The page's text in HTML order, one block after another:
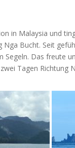
in Malaysia und
Nga Bucht. Seit
Das freute
Tagen Richtung